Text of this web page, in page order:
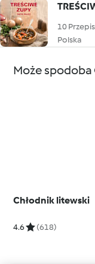
10
Polska
Może spodoba
Chłodnik litewski
4.6 (618)